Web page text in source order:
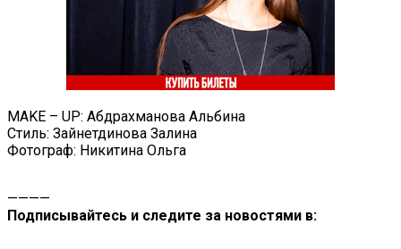
MAKE – UP: Абдрахманова Альбина
Стиль: Зайнетдинова Залина
Фотограф: Никитина Ольга
————
Подписывайтесь и следите за новостями в: